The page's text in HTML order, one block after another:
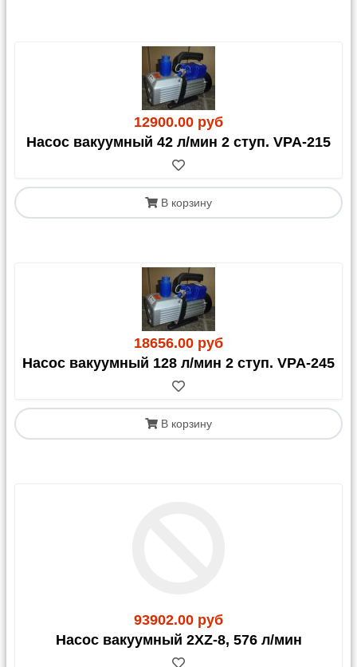
12900.00 руб
Насос вакуумный 42 л/мин 2 ступ. VPA-215
В корзину
18656.00 руб
Насос вакуумный 128 л/мин 2 ступ. VPA-245
В корзину
93902.00 руб
Насос вакуумный 2XZ-8, 576 л/мин